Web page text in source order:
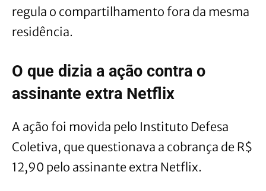
regula o compartilhamento fora da mesma
residência.
O que dizia a ação contra o
assinante extra Netflix
A ação foi movida pelo Instituto Defesa
Coletiva, que questionava a cobrança de R$
12,90 pelo assinante extra Netflix.